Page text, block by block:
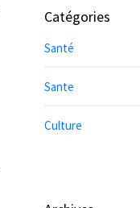
Catégories
Santé
Sante
Culture